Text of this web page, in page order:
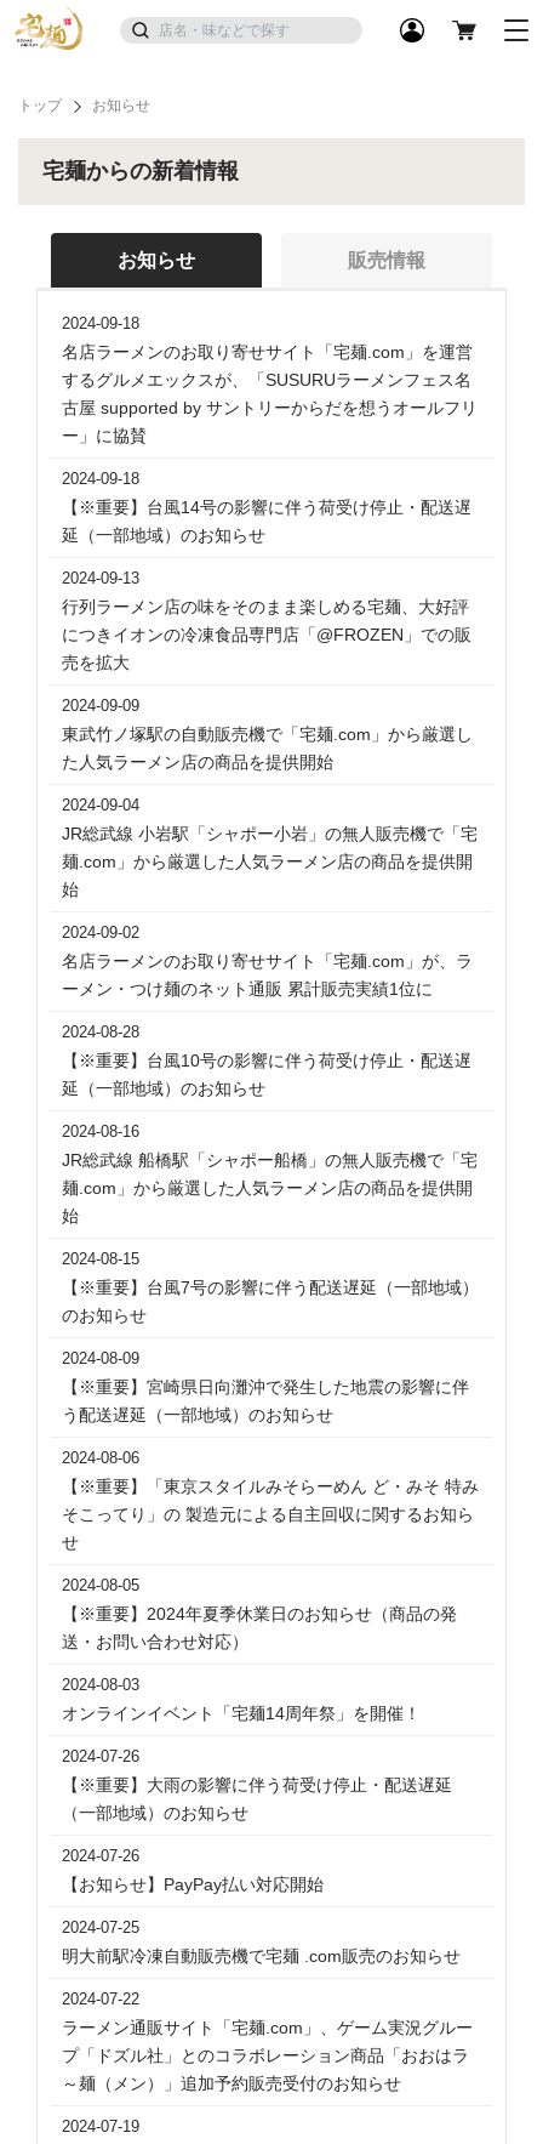
トップ お知らせ
宅麺からの新着情報
お知らせ 販売情報
2024-09-18
名店ラーメンのお取り寄せサイト「宅麺.com」を運営
するグルメエックスが、「SUSURUラーメンフェス名
古屋 supported by サントリーからだを想うオールフリ
ー」に協賛
2024-09-18
【※重要】台風14号の影響に伴う荷受け停止・配送遅
延（一部地域）のお知らせ
2024-09-13
行列ラーメン店の味をそのまま楽しめる宅麺、大好評
につきイオンの冷凍食品専門店「@FROZEN」での販
売を拡大
2024-09-09
東武竹ノ塚駅の自動販売機で「宅麺.com」から厳選し
た人気ラーメン店の商品を提供開始
2024-09-04
JR総武線 小岩駅「シャポー小岩」の無人販売機で「宅
麺.com」から厳選した人気ラーメン店の商品を提供開
始
2024-09-02
名店ラーメンのお取り寄せサイト「宅麺.com」が、ラ
ーメン・つけ麺のネット通販 累計販売実績1位に
2024-08-28
【※重要】台風10号の影響に伴う荷受け停止・配送遅
延（一部地域）のお知らせ
2024-08-16
JR総武線 船橋駅「シャポー船橋」の無人販売機で「宅
麺.com」から厳選した人気ラーメン店の商品を提供開
始
2024-08-15
【※重要】台風7号の影響に伴う配送遅延（一部地域）
のお知らせ
2024-08-09
【※重要】宮崎県日向灘沖で発生した地震の影響に伴
う配送遅延（一部地域）のお知らせ
2024-08-06
【※重要】「東京スタイルみそらーめん ど・みそ 特み
そこってり」の 製造元による自主回収に関するお知ら
せ
2024-08-05
【※重要】2024年夏季休業日のお知らせ（商品の発
送・お問い合わせ対応）
2024-08-03
オンラインイベント「宅麺14周年祭」を開催！
2024-07-26
【※重要】大雨の影響に伴う荷受け停止・配送遅延
（一部地域）のお知らせ
2024-07-26
【お知らせ】PayPay払い対応開始
2024-07-25
明大前駅冷凍自動販売機で宅麺 .com販売のお知らせ
2024-07-22
ラーメン通販サイト「宅麺.com」、ゲーム実況グルー
プ「ドズル社」とのコラボレーション商品「おおはラ
～麺（メン）」追加予約販売受付のお知らせ
2024-07-19